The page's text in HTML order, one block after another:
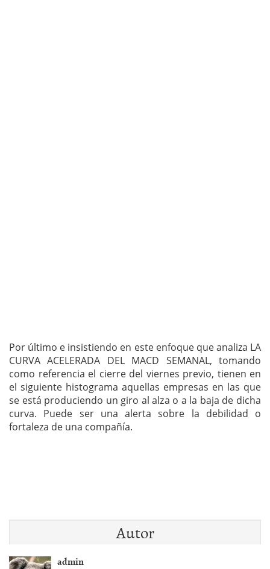
Por último e insistiendo en este enfoque que analiza LA
CURVA ACELERADA DEL MACD SEMANAL, tomando
como referencia el cierre del viernes previo, tienen en
el siguiente histograma aquellas empresas en las que
se está produciendo un giro al alza o a la baja de dicha
curva. Puede ser una alerta sobre la debilidad o
fortaleza de una compañía.
Autor
admin